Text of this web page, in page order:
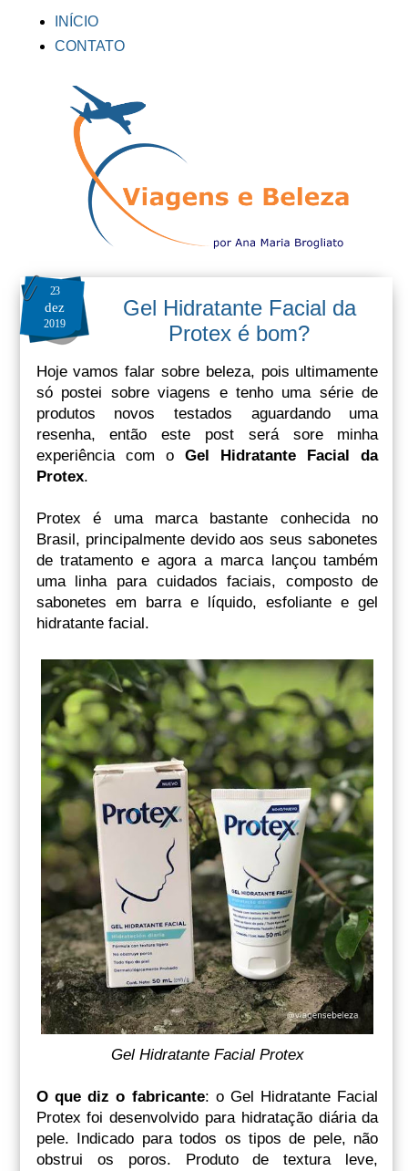
INÍCIO
CONTATO
23
dez
2019
Gel Hidratante Facial da
Protex é bom?
Hoje vamos falar sobre beleza, pois ultimamente
só postei sobre viagens e tenho uma série de
produtos novos testados aguardando uma
resenha, então este post será sore minha
experiência com o Gel Hidratante Facial da
Protex.
Protex é uma marca bastante conhecida no
Brasil, principalmente devido aos seus sabonetes
de tratamento e agora a marca lançou também
uma linha para cuidados faciais, composto de
sabonetes em barra e líquido, esfoliante e gel
hidratante facial.
Gel Hidratante Facial Protex
O que diz o fabricante: o Gel Hidratante Facial
Protex foi desenvolvido para hidratação diária da
pele. Indicado para todos os tipos de pele, não
obstrui os poros. Produto de textura leve,